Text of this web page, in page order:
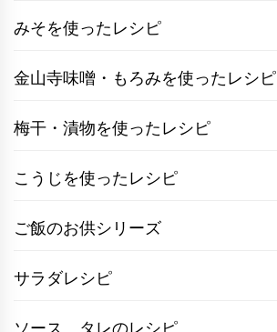
みそを使ったレシピ
金山寺味噌・もろみを使ったレシピ
梅干・漬物を使ったレシピ
こうじを使ったレシピ
ご飯のお供シリーズ
サラダレシピ